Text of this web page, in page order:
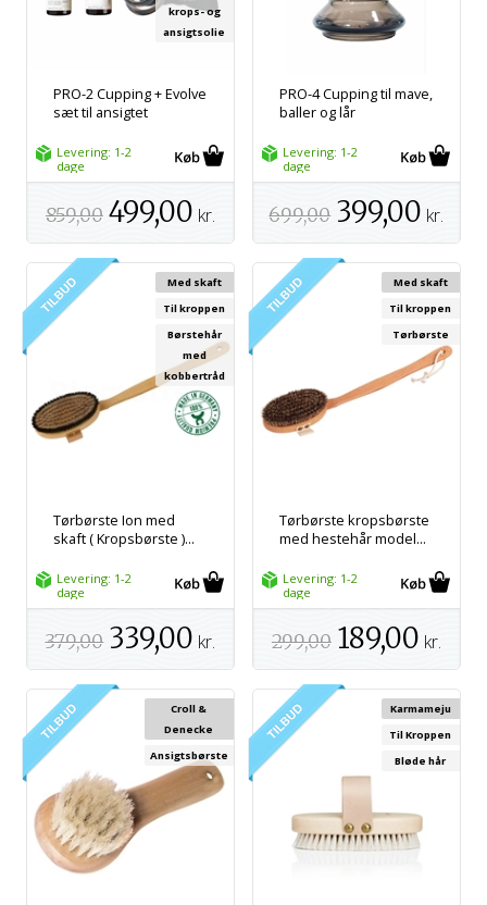
PRO-2 Cupping + Evolve
sæt til ansigtet
krops- og
ansigtsolie
Levering: 1-2
dage
859,00 499,00 kr.
PRO-4 Cupping til mave,
baller og lår
Levering: 1-2
dage
699,00 399,00 kr.
Tørbørste Ion med
skaft ( Kropsbørste )...
Med skaft
Til kroppen
Børstehår
med
kobbertråd
Levering: 1-2
dage
379,00 339,00 kr.
Tørbørste kropsbørste
med hestehår model...
Med skaft
Til kroppen
Tørbørste
Levering: 1-2
dage
299,00 189,00 kr.
Croll &
Denecke
Ansigtsbørste
Karmameju
Til Kroppen
Bløde hår